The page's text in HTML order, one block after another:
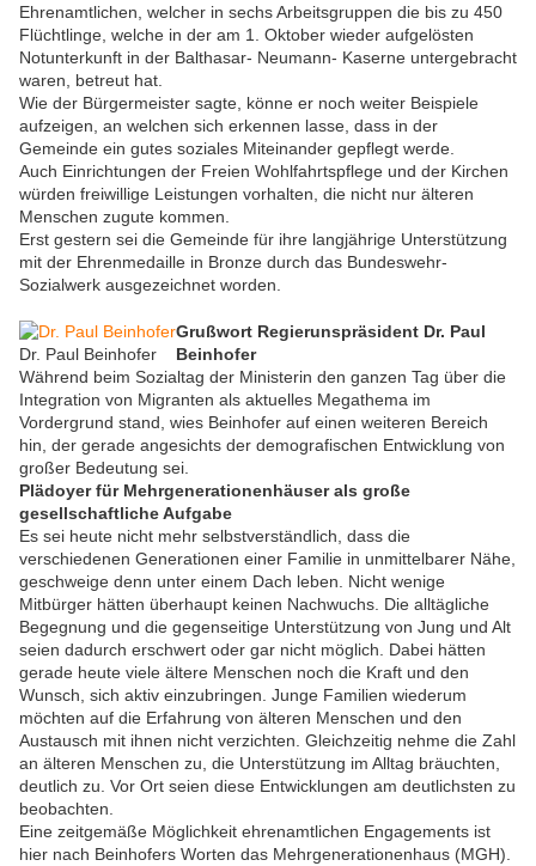
Ehrenamtlichen, welcher in sechs Arbeitsgruppen die bis zu 450
Flüchtlinge, welche in der am 1. Oktober wieder aufgelösten
Notunterkunft in der Balthasar- Neumann- Kaserne untergebracht
waren, betreut hat.
Wie der Bürgermeister sagte, könne er noch weiter Beispiele
aufzeigen, an welchen sich erkennen lasse, dass in der
Gemeinde ein gutes soziales Miteinander gepflegt werde.
Auch Einrichtungen der Freien Wohlfahrtspflege und der Kirchen
würden freiwillige Leistungen vorhalten, die nicht nur älteren
Menschen zugute kommen.
Erst gestern sei die Gemeinde für ihre langjährige Unterstützung
mit der Ehrenmedaille in Bronze durch das Bundeswehr-
Sozialwerk ausgezeichnet worden.
Dr. Paul Beinhofer
Grußwort Regierunspräsident Dr. Paul
Beinhofer
Während beim Sozialtag der Ministerin den ganzen Tag über die
Integration von Migranten als aktuelles Megathema im
Vordergrund stand, wies Beinhofer auf einen weiteren Bereich
hin, der gerade angesichts der demografischen Entwicklung von
großer Bedeutung sei.
Plädoyer für Mehrgenerationenhäuser als große
gesellschaftliche Aufgabe
Es sei heute nicht mehr selbstverständlich, dass die
verschiedenen Generationen einer Familie in unmittelbarer Nähe,
geschweige denn unter einem Dach leben. Nicht wenige
Mitbürger hätten überhaupt keinen Nachwuchs. Die alltägliche
Begegnung und die gegenseitige Unterstützung von Jung und Alt
seien dadurch erschwert oder gar nicht möglich. Dabei hätten
gerade heute viele ältere Menschen noch die Kraft und den
Wunsch, sich aktiv einzubringen. Junge Familien wiederum
möchten auf die Erfahrung von älteren Menschen und den
Austausch mit ihnen nicht verzichten. Gleichzeitig nehme die Zahl
an älteren Menschen zu, die Unterstützung im Alltag bräuchten,
deutlich zu. Vor Ort seien diese Entwicklungen am deutlichsten zu
beobachten.
Eine zeitgemäße Möglichkeit ehrenamtlichen Engagements ist
hier nach Beinhofers Worten das Mehrgenerationenhaus (MGH).